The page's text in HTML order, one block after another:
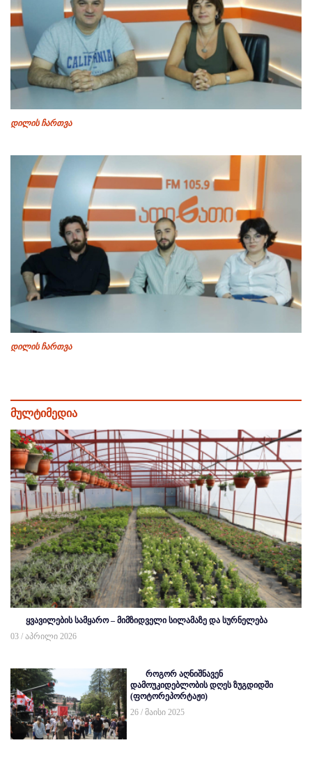
დილის ჩართვა
დილის ჩართვა
მულტიმედია
ყვავილების სამყარო – მიმზიდველი სილამაზე და სურნელება
03 / აპრილი 2026
როგორ აღნიშნავენ
დამოუკიდებლობის დღეს ზუგდიდში
(ფოტორეპორტაჟი)
26 / მაისი 2025